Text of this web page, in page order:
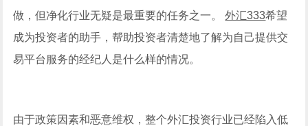
做，但净化行业无疑是最重要的任务之一。外汇333希望
成为投资者的助手，帮助投资者清楚地了解为自己提供交
易平台服务的经纪人是什么样的情况。
由于政策因素和恶意维权，整个外汇投资行业已经陷入低